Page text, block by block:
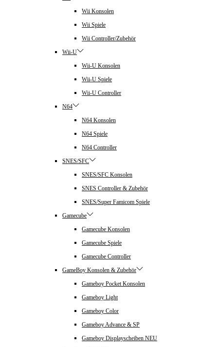
Wii Konsolen
Wii Spiele
Wii Controller/Zubehör
Wii-U
Wii-U Konsolen
Wii-U Spiele
Wii-U Controller
N64
N64 Konsolen
N64 Spiele
N64 Controller
SNES/SFC
SNES/SFC Konsolen
SNES Controller & Zubehör
SNES/Super Famicom Spiele
Gamecube
Gamecube Konsolen
Gamecube Spiele
Gamecube Controller
GameBoy Konsolen & Zubehör
Gameboy Pocket Konsolen
Gameboy Light
Gameboy Color
Gameboy Advance & SP
Gameboy Displayscheiben NEU